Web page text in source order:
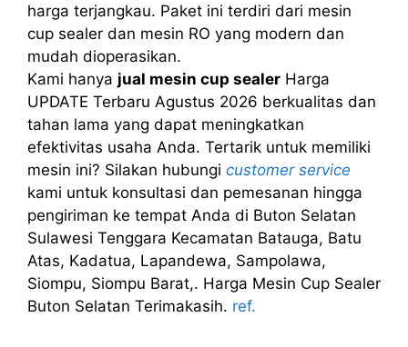
harga terjangkau. Paket ini terdiri dari mesin
cup sealer dan mesin RO yang modern dan
mudah dioperasikan.
Kami hanya jual mesin cup sealer Harga
UPDATE Terbaru Agustus 2026 berkualitas dan
tahan lama yang dapat meningkatkan
efektivitas usaha Anda. Tertarik untuk memiliki
mesin ini? Silakan hubungi customer service
kami untuk konsultasi dan pemesanan hingga
pengiriman ke tempat Anda di Buton Selatan
Sulawesi Tenggara Kecamatan Batauga, Batu
Atas, Kadatua, Lapandewa, Sampolawa,
Siompu, Siompu Barat,. Harga Mesin Cup Sealer
Buton Selatan Terimakasih. ref.